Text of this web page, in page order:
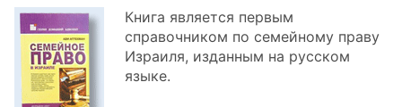
Книга является первым
справочником по семейному праву
Израиля, изданным на русском
языке.